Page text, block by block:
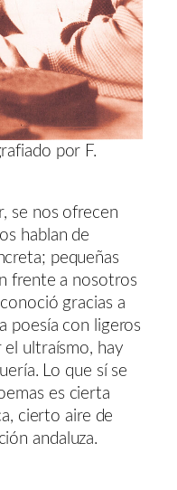
por F.
se nos ofrecen
hablan de
pequeñas
frente a nosotros
gracias a
poesía con ligeros
ultraísmo, hay
Lo que sí se
es cierta
cierto aire de
andaluza.